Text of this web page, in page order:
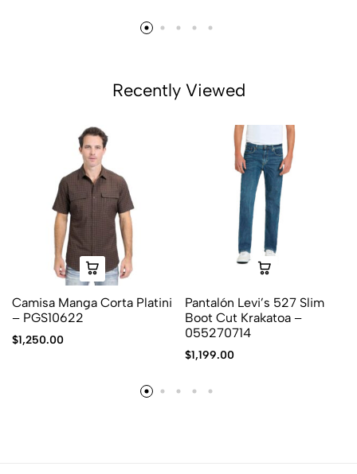
Recently Viewed
Camisa Manga Corta Platini
– PGS10622
$1,250.00
Pantalón Levi’s 527 Slim
Boot Cut Krakatoa –
055270714
$1,199.00